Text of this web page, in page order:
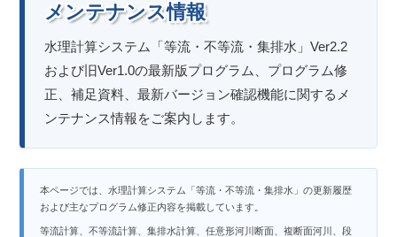
メンテナンス情報
水理計算システム「等流・不等流・集排水」Ver2.2
および旧Ver1.0の最新版プログラム、プログラム修
正、補足資料、最新バージョン確認機能に関するメ
ンテナンス情報をご案内します。
本ページでは、水理計算システム「等流・不等流・集排水」の更新履歴
および主なプログラム修正内容を掲載しています。
等流計算、不等流計算、集排水計算、任意形河川断面、複断面河川、段